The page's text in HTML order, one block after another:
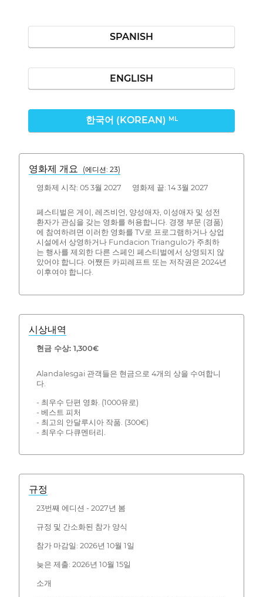
SPANISH
ENGLISH
한국어 (KOREAN) ML
영화제 개요 (에디션: 23)
영화제 시작: 05 3월 2027 영화제 끝: 14 3월 2027
페스티벌은 게이, 레즈비언, 양성애자, 이성애자 및 성전
환자가 관심을 갖는 영화를 허용합니다. 경쟁 부문 (경품)
에 참여하려면 이러한 영화를 TV로 프로그램하거나 상업
시설에서 상영하거나 Fundacion Triangulo가 주최하
는 행사를 제외한 다른 스페인 페스티벌에서 상영되지 않
았어야 합니다. 어쨌든 카피레프트 또는 저작권은 2024년
이후여야 합니다.
시상내역
현금 수상: 1,300€
Alandalesgai 관객들은 현금으로 4개의 상을 수여합니
다.
- 최우수 단편 영화. (1000유로)
- 베스트 피처
- 최고의 안달루시아 작품. (300€)
- 최우수 다큐멘터리.
규정
23번째 에디션 - 2027년 봄
규정 및 간소화된 참가 양식
참가 마감일: 2026년 10월 1일
늦은 제출: 2026년 10월 15일
소개